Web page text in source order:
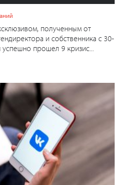
полученным от
и собственника с 30-
прошел 9 кризис...